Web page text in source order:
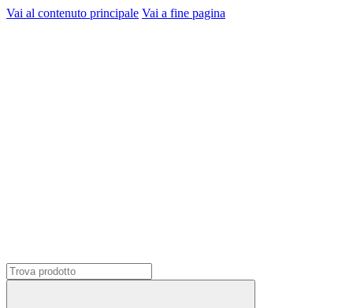
Vai al contenuto principale Vai a fine pagina